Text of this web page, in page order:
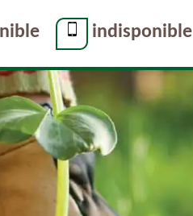
indisponible